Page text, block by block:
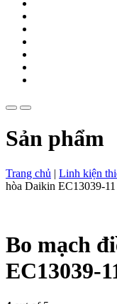
Sản phẩm
Trang chủ | Linh kiện
hòa Daikin EC13039-11
Bo mạch
EC13039-